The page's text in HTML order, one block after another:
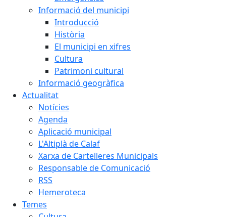
Informació del municipi
Introducció
Història
El municipi en xifres
Cultura
Patrimoni cultural
Informació geogràfica
Actualitat
Notícies
Agenda
Aplicació municipal
L'Altiplà de Calaf
Xarxa de Cartelleres Municipals
Responsable de Comunicació
RSS
Hemeroteca
Temes